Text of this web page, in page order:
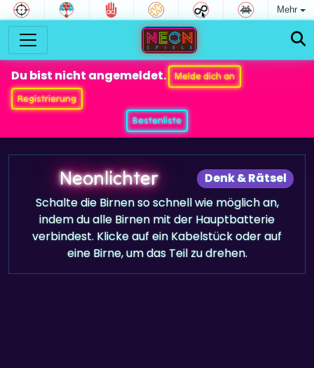
Mehr
Du bist nicht angemeldet.
Melde dich an
Registrierung
Bestenliste
Denk & Rätsel
Neonlichter
Schalte die Birnen so schnell wie möglich an,
indem du alle Birnen mit der Hauptbatterie
verbindest. Klicke auf ein Kabelstück oder auf
eine Birne, um das Teil zu drehen.